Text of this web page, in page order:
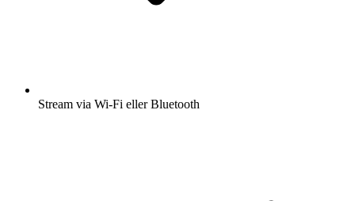
Stream via Wi-Fi eller Bluetooth